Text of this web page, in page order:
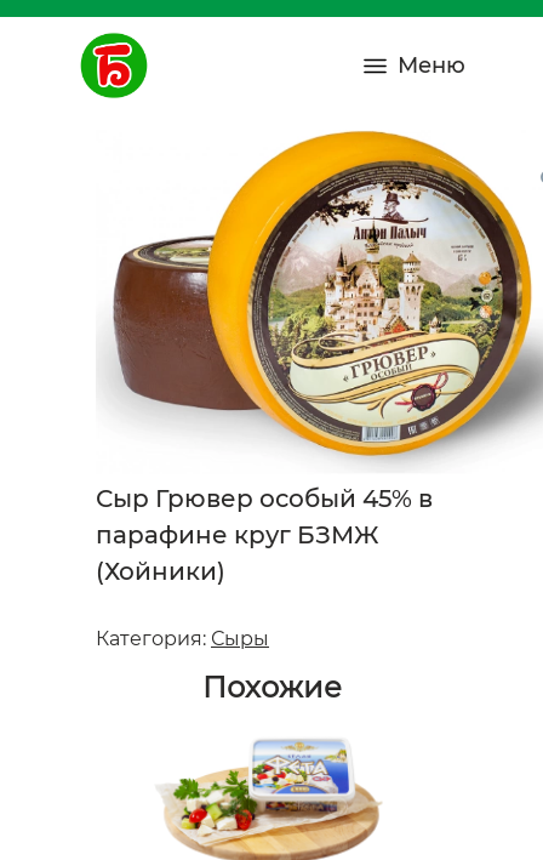
Меню
Сыр Грювер особый 45% в
парафине круг БЗМЖ
(Хойники)
Категория: Сыры
Похожие